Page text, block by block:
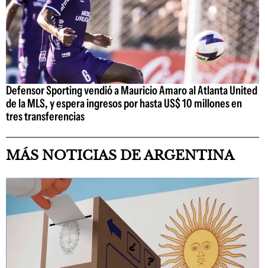
Defensor Sporting vendió a Mauricio Amaro al Atlanta United
de la MLS, y espera ingresos por hasta US$ 10 millones en
tres transferencias
MÁS NOTICIAS DE ARGENTINA